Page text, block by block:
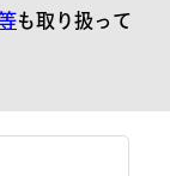
も取り扱って